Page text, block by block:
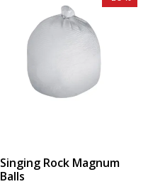
Singing Rock Magnum
Balls